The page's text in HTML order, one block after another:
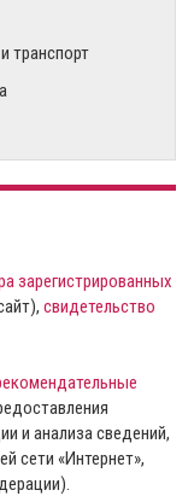
транспорт
зарегистрированных
свидетельство
и анализа сведений,
сети «Интернет»,